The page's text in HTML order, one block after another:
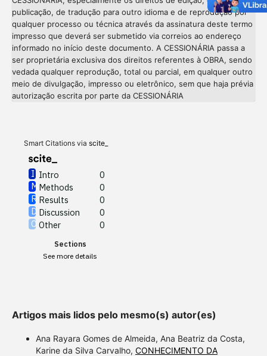
publicação, de tradução para outro idioma e de reprodução por
qualquer processo ou técnica através da assinatura deste termo
impresso que deverá ser submetido via correios ao endereço
informado no início deste documento. A CESSIONÁRIA passa a
ser proprietária exclusiva dos direitos referentes à OBRA, sendo
vedada qualquer reprodução, total ou parcial, em qualquer outro
meio de divulgação, impresso ou eletrônico, sem que haja prévia
autorização escrita por parte da CESSIONÁRIA
Smart Citations via scite_
Intro
0
Methods
0
Results
0
Discussion
0
Other
0
Sections
See more details
Intro
contrasts the cited claim, and
a label indicating in which
section the citation was
Artigos mais lidos pelo mesmo(s) autor(es)
Ana Rayara Gomes de Almeida, Ana Beatriz da Costa,
Karine da Silva Carvalho, CONHECIMENTO DA